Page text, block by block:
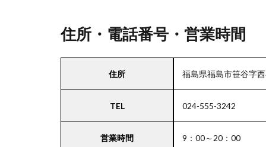
エリ
住所・電話番号・営業時間
住所 福島県福島市笹谷字
TEL 024-555-3242
営業時間 9：00～20：00